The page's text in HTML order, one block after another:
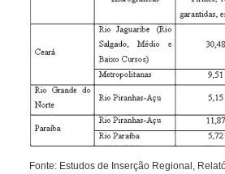
Fonte: Estudos de Inserção Regional,